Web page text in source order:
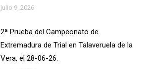
julio 9, 2026
2ª Prueba del Campeonato de
Extremadura de Trial en Talaveruela de la
Vera, el 28-06-26.